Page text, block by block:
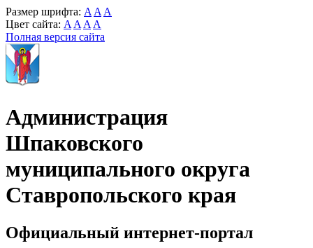
Размер шрифта: A A A
Цвет сайта: A A A A
Полная версия сайта
Администрация
Шпаковского
муниципального округа
Ставропольского края
Официальный интернет-портал